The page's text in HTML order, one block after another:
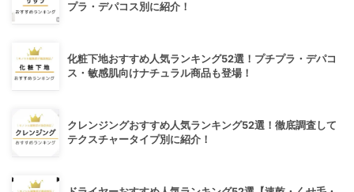
プラ・デパコス別に紹介！
化粧下地おすすめ人気ランキング52選！プチプラ・デパコ
ス・敏感肌向けナチュラル商品も登場！
クレンジングおすすめ人気ランキング52選！徹底調査して
テクスチャータイプ別に紹介！